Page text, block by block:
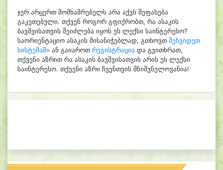
ჯერ არცერთ მომხამრებელს არა აქვს შეფასება
გაკეთებული. თქვენ როგორ გფიქრობთ, რა ასაკის
ბავშვისათვის შეიძლება იყოს ეს ლექსი საინტერესო?
საორიენტაციო ასაკის მისანიჭებლად, გთხოვთ შეხვიდეთ
სისტემაში ან გაიაროთ რეგისტრაცია და გვითხრათ,
თქვენი აზრით რა ასაკის ბავშვისათვის არის ეს ლექსი
საინტერესო. თქვენი აზრი ჩვენთვის მნიშვნელოვანია!